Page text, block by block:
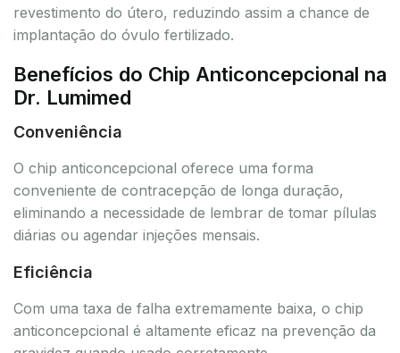
revestimento do útero, reduzindo assim a chance de
implantação do óvulo fertilizado.
Benefícios do Chip Anticoncepcional na
Dr. Lumimed
Conveniência
O chip anticoncepcional oferece uma forma
conveniente de contracepção de longa duração,
eliminando a necessidade de lembrar de tomar pílulas
diárias ou agendar injeções mensais.
Eficiência
Com uma taxa de falha extremamente baixa, o chip
anticoncepcional é altamente eficaz na prevenção da